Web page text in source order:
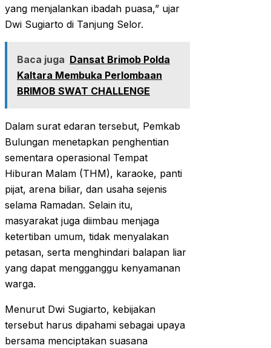
yang menjalankan ibadah puasa,” ujar
Dwi Sugiarto di Tanjung Selor.
Baca juga Dansat Brimob Polda
Kaltara Membuka Perlombaan
BRIMOB SWAT CHALLENGE
Dalam surat edaran tersebut, Pemkab
Bulungan menetapkan penghentian
sementara operasional Tempat
Hiburan Malam (THM), karaoke, panti
pijat, arena biliar, dan usaha sejenis
selama Ramadan. Selain itu,
masyarakat juga diimbau menjaga
ketertiban umum, tidak menyalakan
petasan, serta menghindari balapan liar
yang dapat mengganggu kenyamanan
warga.
Menurut Dwi Sugiarto, kebijakan
tersebut harus dipahami sebagai upaya
bersama menciptakan suasana